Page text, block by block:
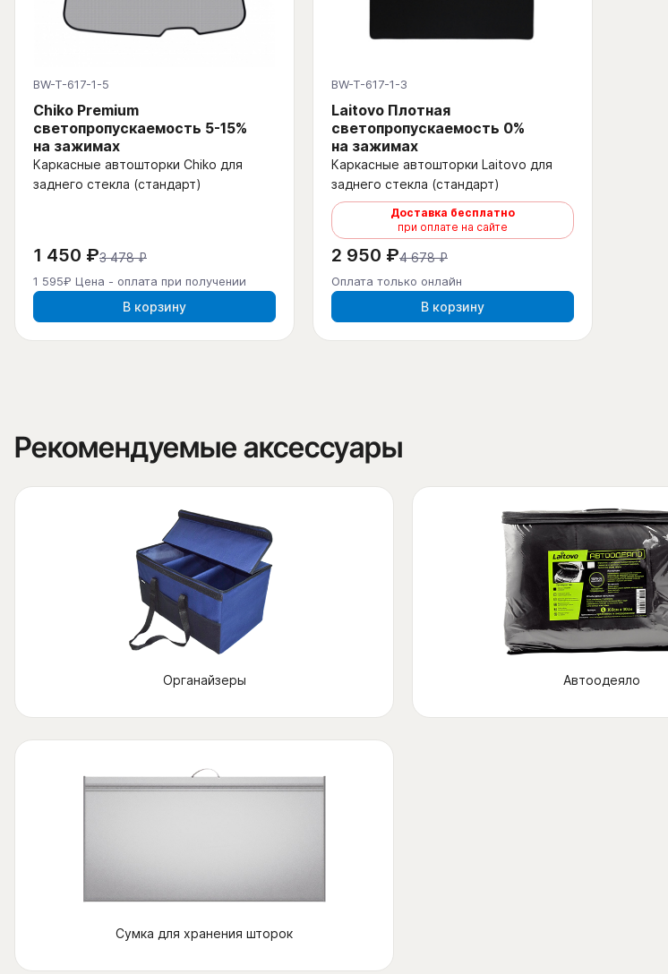
BW-T-617-1-5
Chiko Premium
светопропускаемость 5-15%
на зажимах
Каркасные автошторки Chiko для
заднего стекла (стандарт)
1 450 ₽3 478 ₽
1 595₽ Цена - оплата при получении
В корзину
BW-T-617-1-3
Laitovo Плотная
светопропускаемость 0%
на зажимах
Каркасные автошторки Laitovo для
заднего стекла (стандарт)
Доставка бесплатно
при оплате на сайте
2 950 ₽4 678 ₽
Оплата только онлайн
В корзину
Рекомендуемые аксессуары
Органайзеры Автоодеяло
Сумка для хранения шторок